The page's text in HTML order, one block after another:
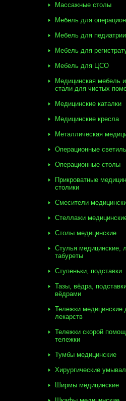
Массажные столы
Мебель для
Мебель для педиатрии
Мебель для
Мебель для ЦСО
Медицинская мебель
стали для чистых
Медицинские каталки
Медицинские кресла
Металлическая
Операционные
Операционные столы
Прикроватные
столики
Смесители
Стеллажи
Столы медицинские
Стулья медицинские,
табуреты
Ступеньки, подставки
Тазы, вёдра,
вёдрами
Тележки медицинские
лекарств
Тележки скорой
тележки
Тумбы медицинские
Хирургические
Ширмы медицинские